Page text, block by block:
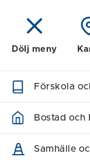
Meny
Dölj meny
Förskola
Bostad och
Samhälle
Hem